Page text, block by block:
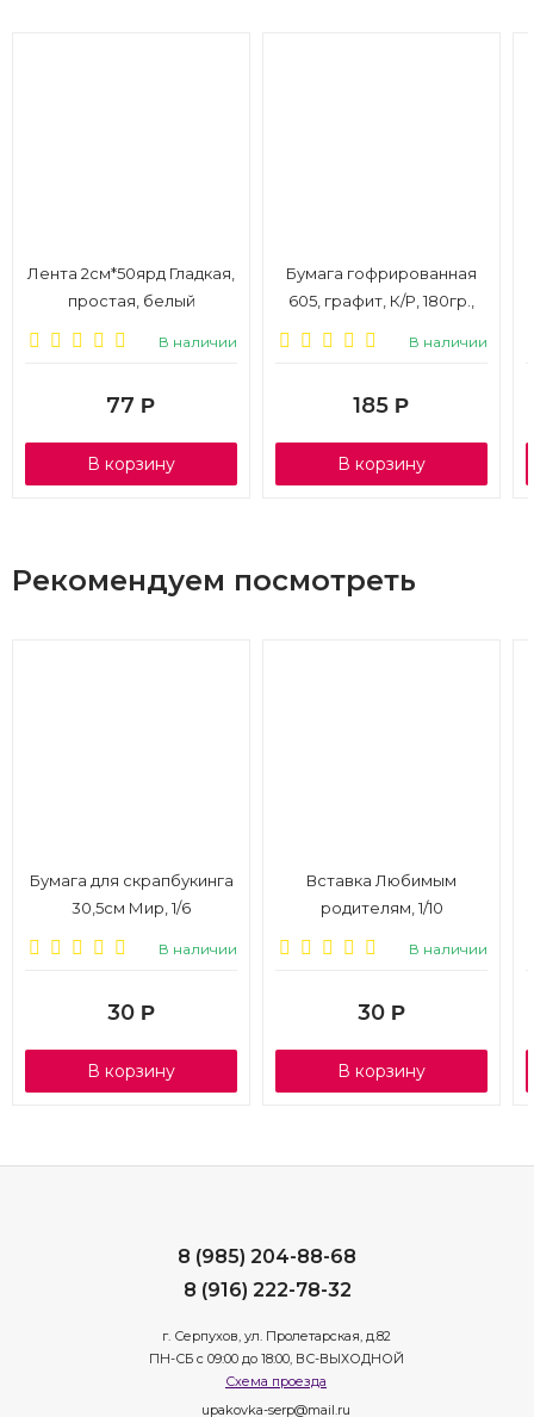
Лента 2см*50ярд Гладкая,
простая, белый
В наличии
77 Р
В корзину
Бумага гофрированная
605, графит, К/Р, 180гр.,
В наличии
185 Р
В корзину
Рекомендуем посмотреть
Бумага для скрапбукинга
30,5см Мир, 1/6
В наличии
30 Р
В корзину
Вставка Любимым
родителям, 1/10
В наличии
30 Р
В корзину
8 (985) 204-88-68
8 (916) 222-78-32
г. Серпухов, ул. Пролетарская, д.82
ПН-СБ с 09:00 до 18:00, ВС-ВЫХОДНОЙ
Схема проезда
upakovka-serp@mail.ru